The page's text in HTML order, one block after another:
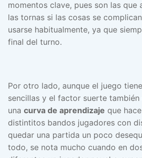
momentos clave, pues son las que
las tornas si las cosas se
usarse habitualmente, ya que
final del turno.
Por otro lado, aunque el juego
sencillas y el factor suerte
una curva de aprendizaje que
distintitos bandos jugadores con
quedar una partida un poco
todo, se nota mucho cuando en